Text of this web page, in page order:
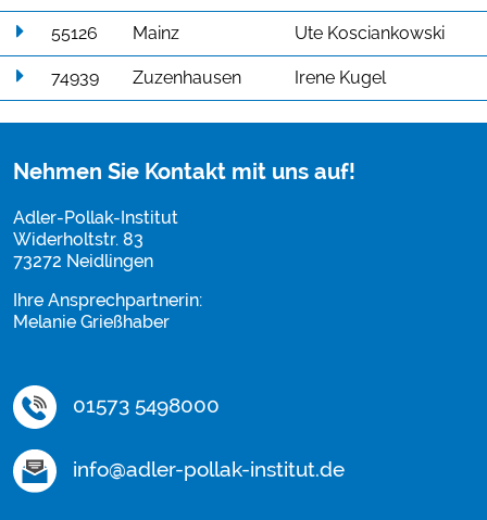
55126 Mainz Ute Kosciankowski
74939 Zuzenhausen Irene Kugel
Nehmen Sie Kontakt mit uns auf!
Adler-Pollak-Institut
Widerholtstr. 83
73272 Neidlingen
Ihre Ansprechpartnerin:
Melanie Grießhaber
01573 5498000
info@adler-pollak-institut.de